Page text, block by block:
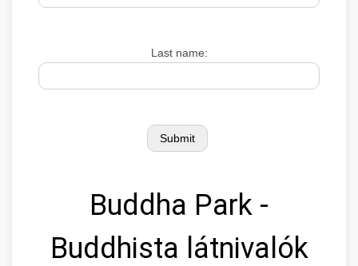
Last name:
Buddha Park -
Buddhista látnivalók